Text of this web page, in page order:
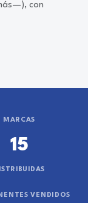
con
MARCAS
15
VENDIDOS